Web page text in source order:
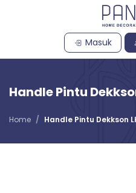
Masuk
Handle Pintu
Home Handle Pintu Dekkson